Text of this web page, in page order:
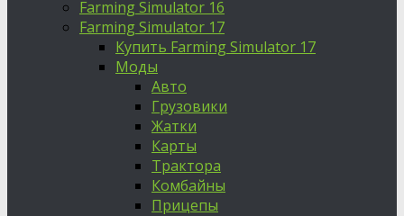
Farming Simulator 16
Farming Simulator 17
Купить Farming Simulator 17
Моды
Авто
Грузовики
Жатки
Карты
Трактора
Комбайны
Прицепы